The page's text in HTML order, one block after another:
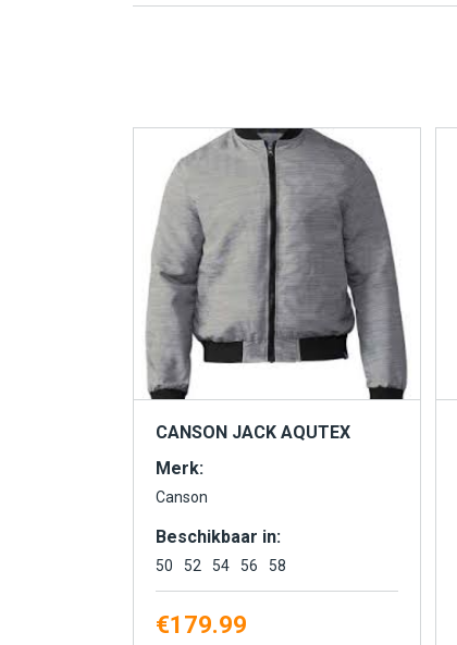
CANSON JACK AQUTEX
Merk:
Canson
Beschikbaar in:
50 52 54 56 58
€179.99